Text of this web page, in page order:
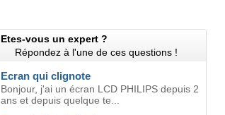
Etes-vous un expert ?
Répondez à l'une de ces questions !
Ecran qui clignote
Bonjour, j'ai un écran LCD PHILIPS depuis 2
ans et depuis quelque te...